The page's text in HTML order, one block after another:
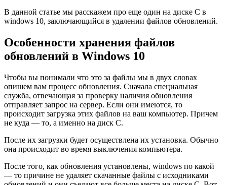
В данной статье мы расскажем про еще один на диске C в
windows 10, заключающийся в удалении файлов обновлений.
Особенности хранения файлов
обновлений в Windows 10
Чтобы вы понимали что это за файлы мы в двух словах
опишем вам процесс обновления. Сначала специальная
служба, отвечающая за проверку наличия обновления
отправляет запрос на сервер. Если они имеются, то
происходит загрузка этих файлов на ваш компьютер. Причем
не куда — то, а именно на диск C.
После их загрузки будет осуществлена их установка. Обычно
она происходит во время выключения компьютера.
После того, как обновления установлены, windows по какой
— то причине не удаляет скачанные файлы с исходниками